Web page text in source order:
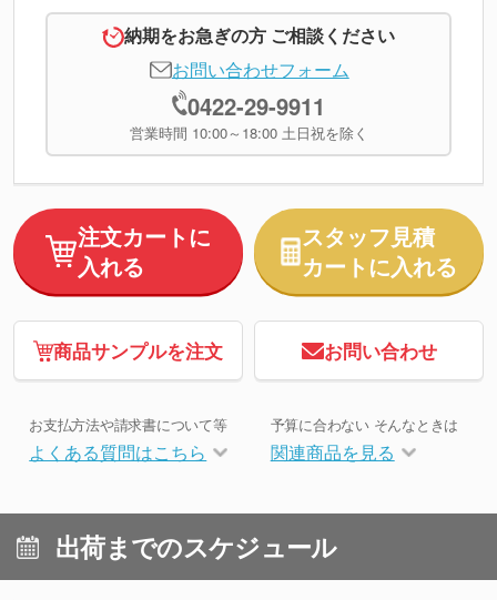
納期をお急ぎの方 ご相談ください
お問い合わせフォーム
0422-29-9911
営業時間 10:00～18:00 土日祝を除く
注文カートに
入れる
スタッフ見積
カートに入れる
商品サンプルを注文 お問い合わせ
お支払方法や請求書について等
よくある質問はこちら
予算に合わない そんなときは
関連商品を見る
出荷までのスケジュール